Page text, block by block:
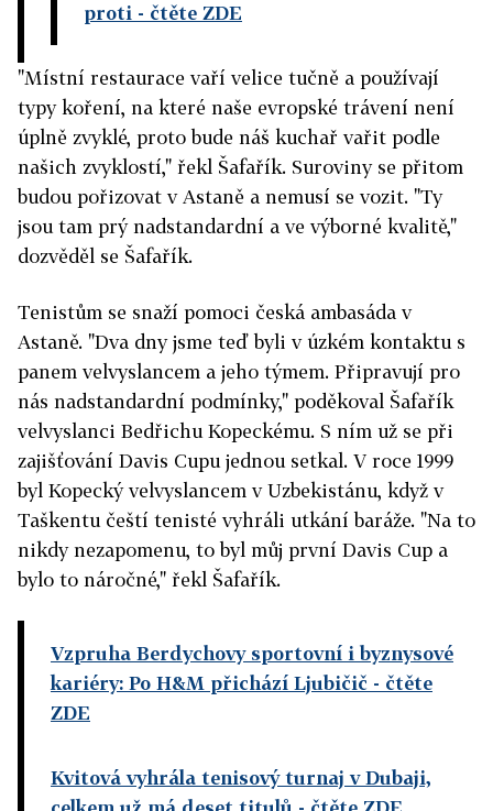
proti - čtěte ZDE
"Místní restaurace vaří velice tučně a používají
typy koření, na které naše evropské trávení není
úplně zvyklé, proto bude náš kuchař vařit podle
našich zvyklostí," řekl Šafařík. Suroviny se přitom
budou pořizovat v Astaně a nemusí se vozit. "Ty
jsou tam prý nadstandardní a ve výborné kvalitě,"
dozvěděl se Šafařík.
Tenistům se snaží pomoci česká ambasáda v
Astaně. "Dva dny jsme teď byli v úzkém kontaktu s
panem velvyslancem a jeho týmem. Připravují pro
nás nadstandardní podmínky," poděkoval Šafařík
velvyslanci Bedřichu Kopeckému. S ním už se při
zajišťování Davis Cupu jednou setkal. V roce 1999
byl Kopecký velvyslancem v Uzbekistánu, když v
Taškentu čeští tenisté vyhráli utkání baráže. "Na to
nikdy nezapomenu, to byl můj první Davis Cup a
bylo to náročné," řekl Šafařík.
Vzpruha Berdychovy sportovní i byznysové
kariéry: Po H&M přichází Ljubičič - čtěte
ZDE
Kvitová vyhrála tenisový turnaj v Dubaji,